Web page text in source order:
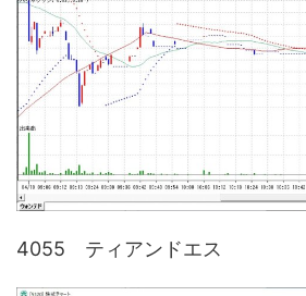
4055 ティアンドエス